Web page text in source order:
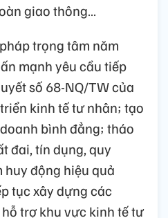
giao thông…
trọng tâm năm
mạnh yêu cầu tiếp
số 68-NQ/TW của
kinh tế tư nhân; tạo
bình đẳng; tháo
đai, tín dụng, quy
huy động hiệu quả
tục xây dựng các
trợ khu vực kinh tế tư